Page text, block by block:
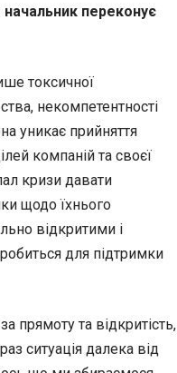
переконує
токсичної
некомпетентності
уникає прийняття
компаній та своєї
кризи давати
щодо їхнього
відкритими і
для підтримки
прямоту та відкритість,
ситуація далека від